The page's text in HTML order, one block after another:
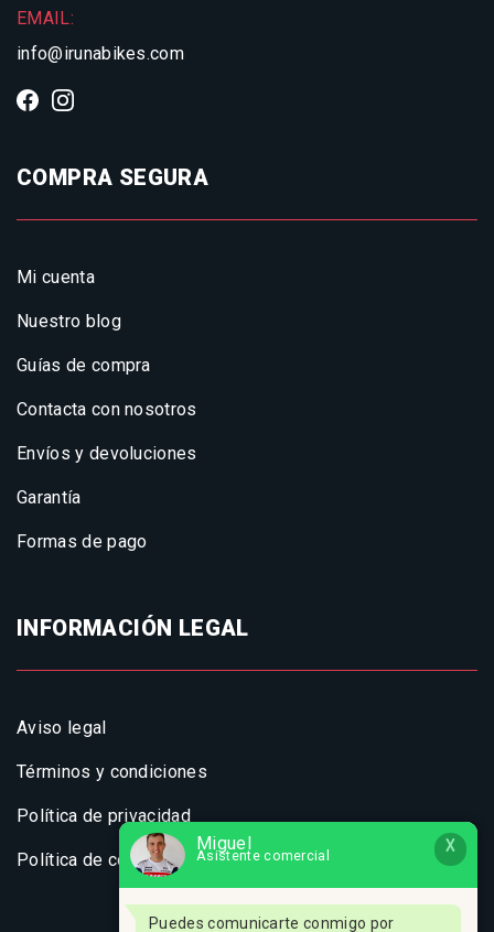
EMAIL:
info@irunabikes.com
COMPRA SEGURA
Mi cuenta
Nuestro blog
Guías de compra
Contacta con nosotros
Envíos y devoluciones
Garantía
Formas de pago
INFORMACIÓN LEGAL
Aviso legal
Términos y condiciones
Política de privacidad
Política de cookies
Miguel
Asistente comercial
X
Puedes comunicarte conmigo por